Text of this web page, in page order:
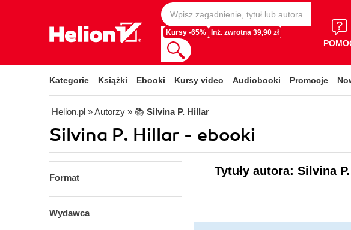
Kursy -65% Inż. zwrotna 39,90 zł
Kategorie Książki Ebooki Kursy video Audiobooki Promocje
Helion.pl » Autorzy » 📚 Silvina P. Hillar
Silvina P. Hillar - ebooki
Format
Wydawca
Tytuły autora: Silvina